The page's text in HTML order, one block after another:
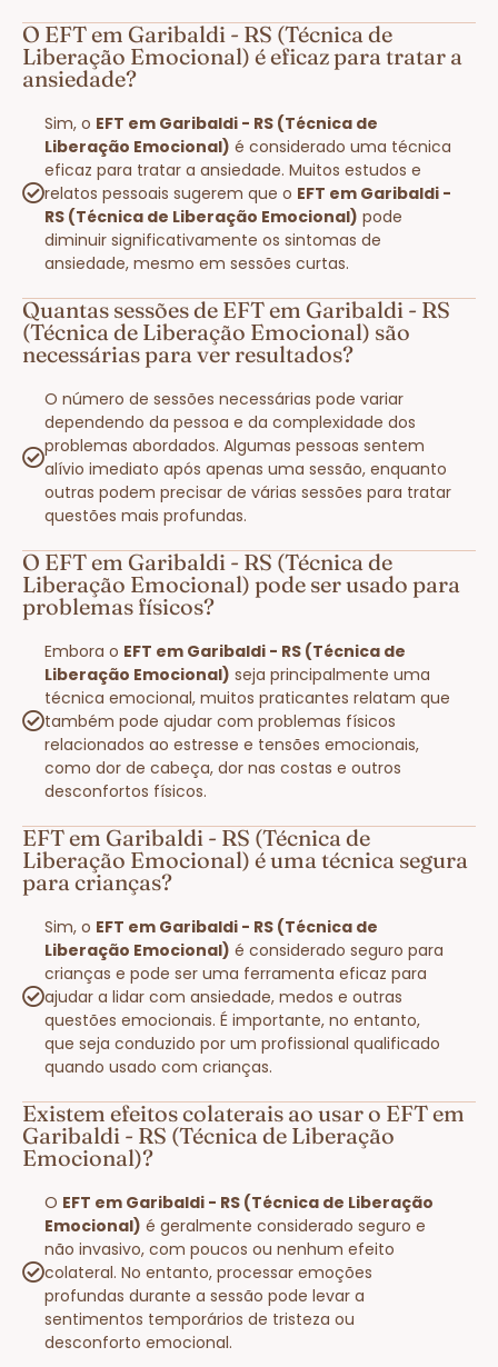
O EFT em Garibaldi - RS (Técnica de
Liberação Emocional) é eficaz para tratar a
ansiedade?
Sim, o EFT em Garibaldi - RS (Técnica de
Liberação Emocional) é considerado uma técnica
eficaz para tratar a ansiedade. Muitos estudos e
relatos pessoais sugerem que o EFT em Garibaldi -
RS (Técnica de Liberação Emocional) pode
diminuir significativamente os sintomas de
ansiedade, mesmo em sessões curtas.
Quantas sessões de EFT em Garibaldi - RS
(Técnica de Liberação Emocional) são
necessárias para ver resultados?
O número de sessões necessárias pode variar
dependendo da pessoa e da complexidade dos
problemas abordados. Algumas pessoas sentem
alívio imediato após apenas uma sessão, enquanto
outras podem precisar de várias sessões para tratar
questões mais profundas.
O EFT em Garibaldi - RS (Técnica de
Liberação Emocional) pode ser usado para
problemas físicos?
Embora o EFT em Garibaldi - RS (Técnica de
Liberação Emocional) seja principalmente uma
técnica emocional, muitos praticantes relatam que
também pode ajudar com problemas físicos
relacionados ao estresse e tensões emocionais,
como dor de cabeça, dor nas costas e outros
desconfortos físicos.
EFT em Garibaldi - RS (Técnica de
Liberação Emocional) é uma técnica segura
para crianças?
Sim, o EFT em Garibaldi - RS (Técnica de
Liberação Emocional) é considerado seguro para
crianças e pode ser uma ferramenta eficaz para
ajudar a lidar com ansiedade, medos e outras
questões emocionais. É importante, no entanto,
que seja conduzido por um profissional qualificado
quando usado com crianças.
Existem efeitos colaterais ao usar o EFT em
Garibaldi - RS (Técnica de Liberação
Emocional)?
O EFT em Garibaldi - RS (Técnica de Liberação
Emocional) é geralmente considerado seguro e
não invasivo, com poucos ou nenhum efeito
colateral. No entanto, processar emoções
profundas durante a sessão pode levar a
sentimentos temporários de tristeza ou
desconforto emocional.